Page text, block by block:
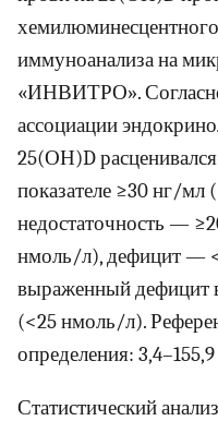
хемилюминесцентного
иммуноанализа на
«ИНВИТРО».
ассоциации
25(ОН)D
показателе ≥30 нг/мл
недостаточность —
нмоль/л), дефицит —
выраженный дефицит
(<25 нмоль/л).
определения:
Статистический анализ